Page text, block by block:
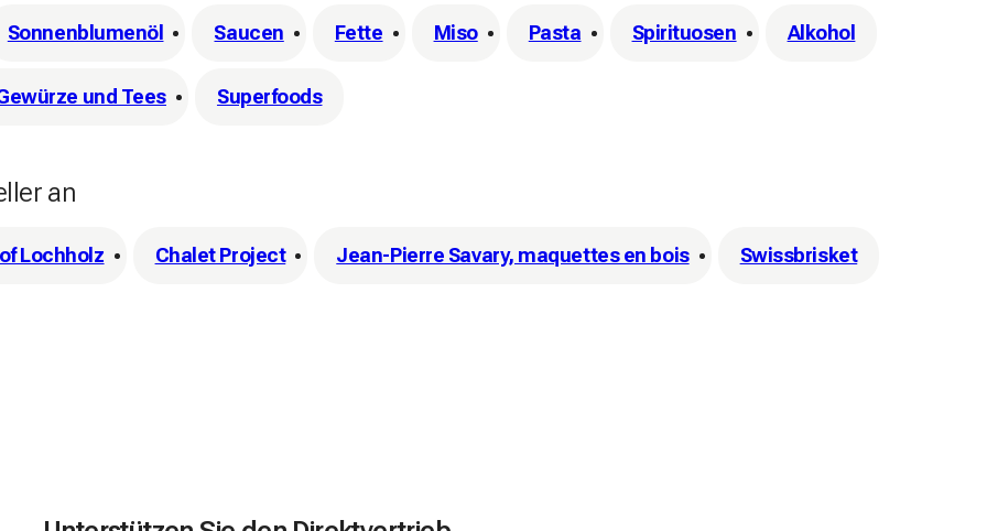
Sonnenblumenöl Saucen Fette Miso Pasta Spirituosen Alkohol
und Tees Superfoods
an
Lochholz Chalet Project Jean-Pierre Savary, maquettes en bois Swissbrisket